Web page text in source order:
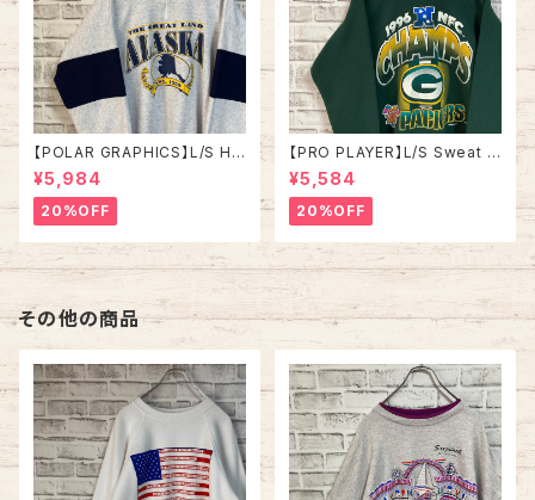
【POLAR GRAPHICS】L/S Hal
fZip Sweat XL Made in US
A 90s “ALASKA” スーベニア
ハーフジップスウェット トレーナ
ー アラスカ お土産モノ vintag
e ヴィンテージ アメリカ USA
古着
¥5,984
20%OFF
【PRO PLAYER】L/S Sweat L
相当 90s Made in USA “PA
CKERS” NFL チームモノ スウ
ェット トレーナー USA製 チーム
ロゴ 1996 CHAMPS 優勝記念
深緑 アメリカ USA 古着
¥5,584
20%OFF
その他の商品